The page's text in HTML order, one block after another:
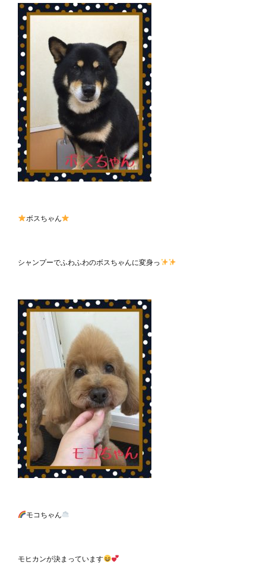
ボスちゃん
シャンプーでふわふわのボスちゃんに変身っ
モコちゃん
モヒカンが決まっています